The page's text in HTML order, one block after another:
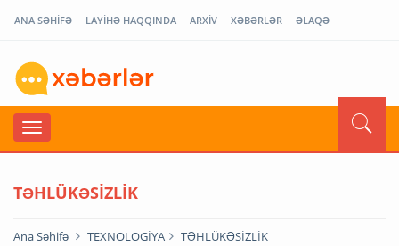
ANA SƏHİFƏ LAYİHƏ HAQQINDA ARXİV XƏBƏRLƏR ƏLAQƏ
TƏHLÜKƏSİZLİK
Ana Səhifə TEXNOLOGİYA TƏHLÜKƏSİZLİK